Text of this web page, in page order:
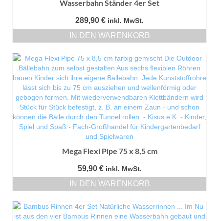
Wasserbahn Ständer 4er Set
289,90 € inkl. MwSt.
IN DEN WARENKORB
Mega Flexi Pipe 75 x 8,5 cm
59,90 € inkl. MwSt.
IN DEN WARENKORB